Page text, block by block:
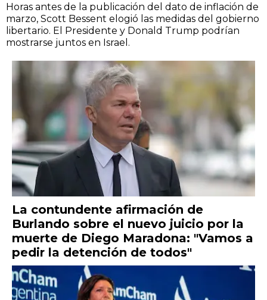
Horas antes de la publicación del dato de inflación de
marzo, Scott Bessent elogió las medidas del gobierno
libertario. El Presidente y Donald Trump podrían
mostrarse juntos en Israel.
La contundente afirmación de
Burlando sobre el nuevo juicio por la
muerte de Diego Maradona: "Vamos a
pedir la detención de todos"